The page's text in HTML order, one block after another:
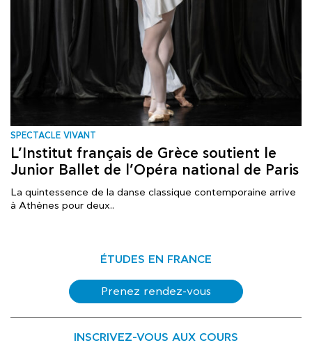
SPECTACLE VIVANT
L’Institut français de Grèce soutient le
Junior Ballet de l’Opéra national de Paris
La quintessence de la danse classique contemporaine arrive
à Athènes pour deux..
ÉTUDES EN FRANCE
Prenez rendez-vous
INSCRIVEZ-VOUS AUX COURS